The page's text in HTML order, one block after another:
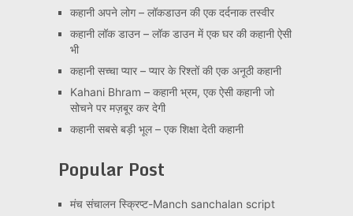
कहानी अपने लोग – लॉकडाउन की एक दर्दनाक तस्वीर
कहानी लॉक डाउन – लॉक डाउन में एक घर की कहानी ऐसी
भी
कहानी सच्चा प्यार – प्यार के रिश्तों की एक अनूठी कहानी
Kahani Bhram – कहानी भ्रम, एक ऐसी कहानी जो
सोचने पर मज़बूर कर देगी
कहानी सबसे बड़ी भूल – एक शिक्षा देती कहानी
Popular Post
मंच संचालन स्क्रिप्ट-Manch sanchalan script